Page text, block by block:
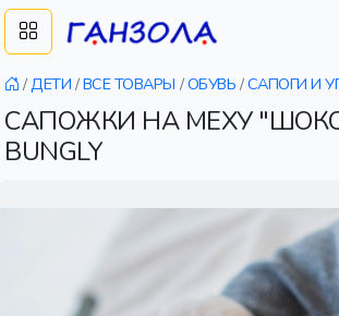
/ДЕТИ /ВСЕ ТОВАРЫ /ОБУВЬ /САПОГИ И
САПОЖКИ НА МЕХУ
BUNGLY